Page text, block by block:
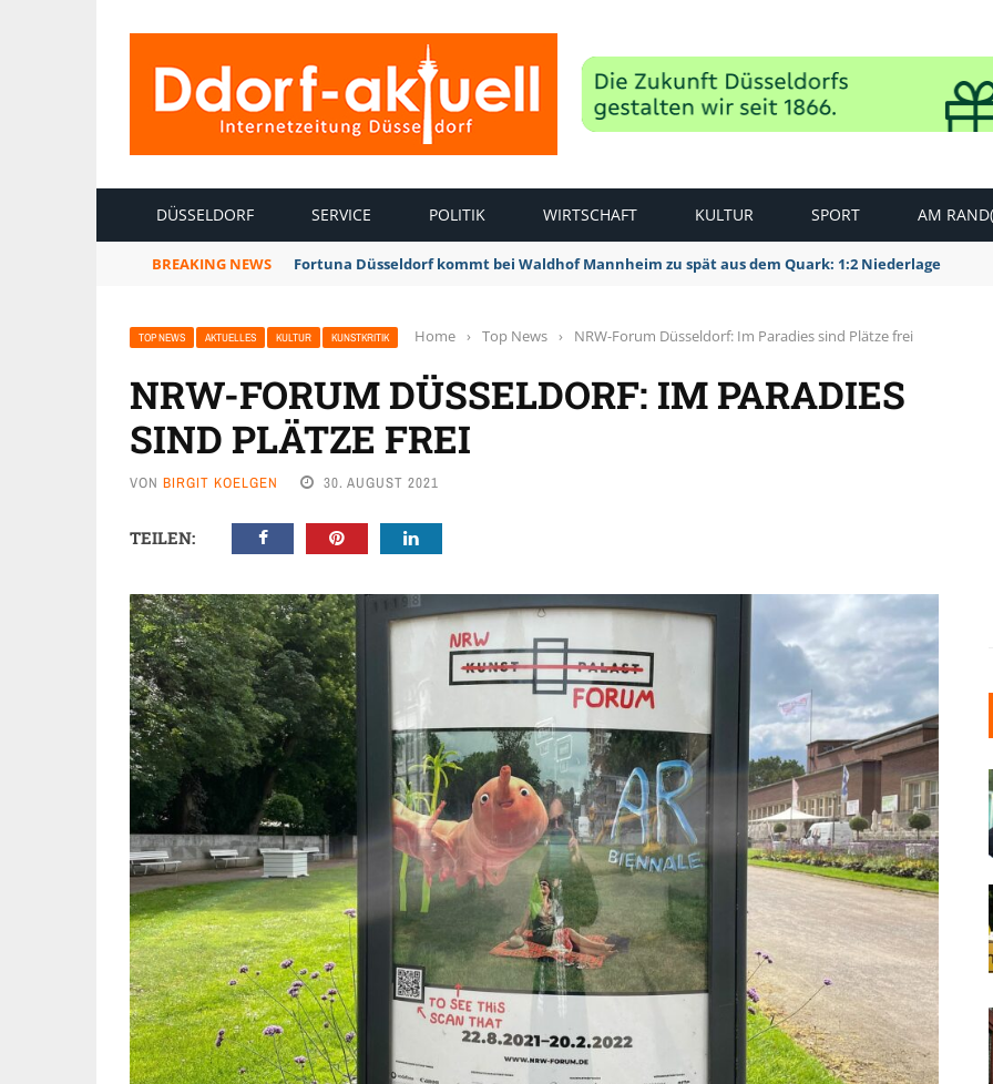
DÜSSELDORF SERVICE POLITIK WIRTSCHAFT KULTUR SPORT AM
BREAKING NEWS Fortuna Düsseldorf kommt bei Waldhof Mannheim zu spät aus dem Quark: 1:2 Niederlage
TOP NEWS AKTUELLES KULTUR KUNSTKRITIK Home › Top News › NRW-Forum Düsseldorf: Im Paradies sind Plätze frei
NRW-FORUM DÜSSELDORF: IM PARADIES
SIND PLÄTZE FREI
VON BIRGIT KOELGEN 30. AUGUST 2021
TEILEN: